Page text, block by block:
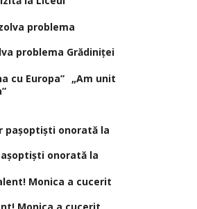
problema Grădiniţei
„Am unit
onorată la